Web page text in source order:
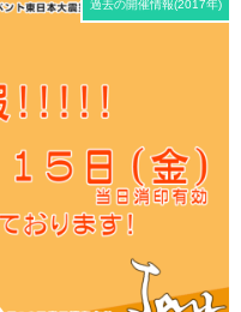
過去の開催情報(2017年)